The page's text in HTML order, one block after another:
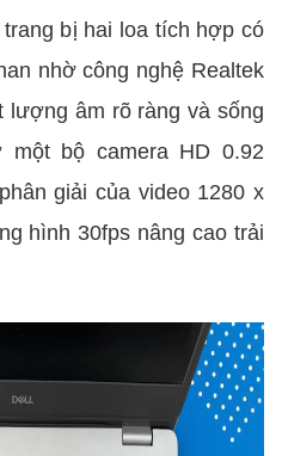
bị hai loa tích hợp có
nhờ công nghệ Realtek
lượng âm rõ ràng và sống
bộ camera HD 0.92
giải của video 1280 x
hình 30fps nâng cao trải